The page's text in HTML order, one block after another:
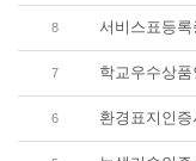
8 서비스표등록
7 학교우수상품
6 환경표지인증